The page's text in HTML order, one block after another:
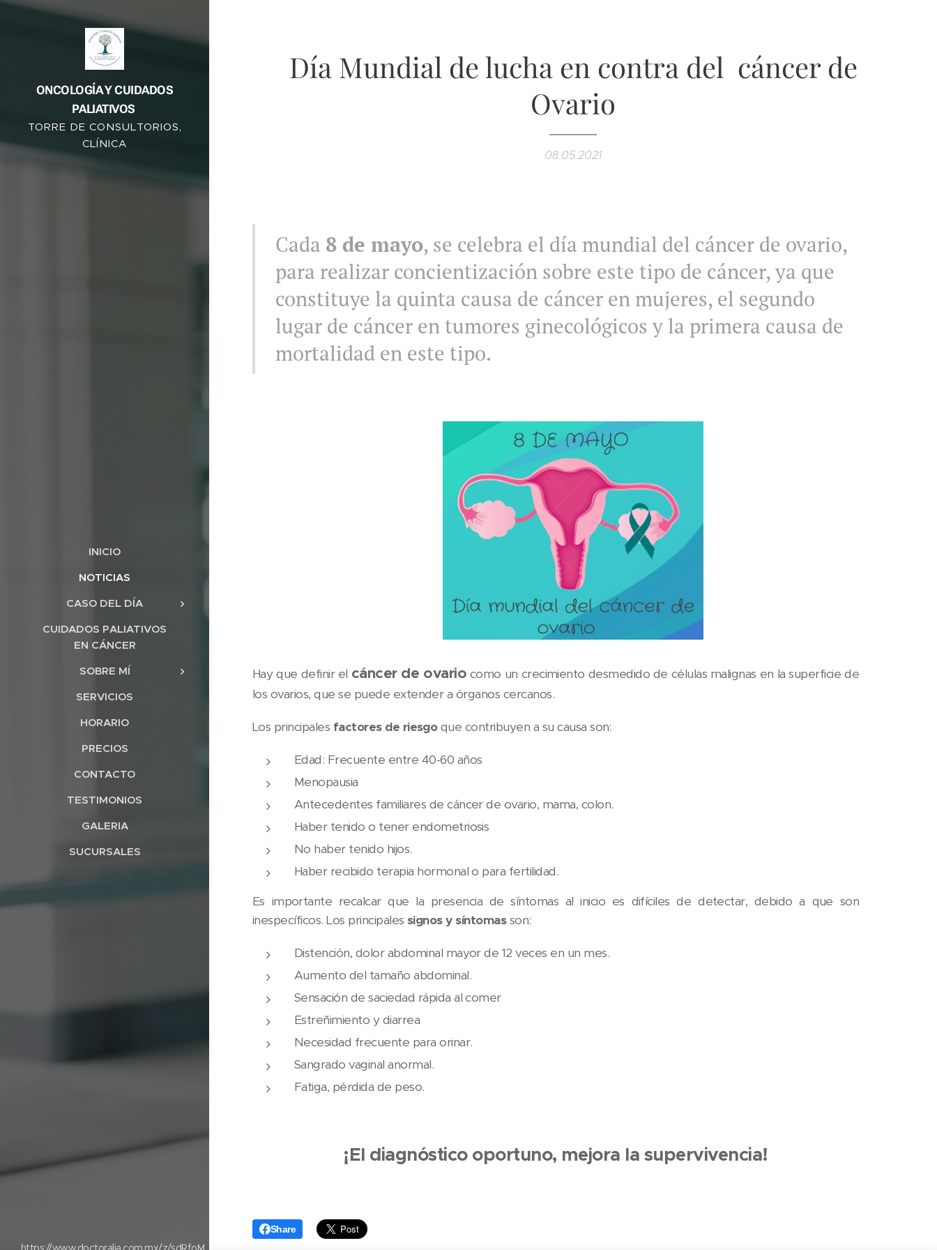
ONCOLOGÍA Y CUIDADOS
PALIATIVOS
TORRE DE CONSULTORIOS,
CLÍNICA
INICIO
NOTICIAS
CASO DEL DÍA
CUIDADOS PALIATIVOS
EN CÁNCER
SOBRE MÍ
SERVICIOS
HORARIO
PRECIOS
CONTACTO
TESTIMONIOS
GALERIA
SUCURSALES
Día Mundial de lucha en contra del cáncer de
Ovario
08.05.2021
Cada 8 de mayo, se celebra el día mundial del cáncer de ovario,
para realizar concientización sobre este tipo de cáncer, ya que
constituye la quinta causa de cáncer en mujeres, el segundo
lugar de cáncer en tumores ginecológicos y la primera causa de
mortalidad en este tipo.
Hay que definir el cáncer de ovario como un crecimiento desmedido de células malignas en la superficie de
los ovarios, que se puede extender a órganos cercanos.
Los principales factores de riesgoque contribuyen a su causa son:
Edad: Frecuente entre 40-60 años
Menopausia
Antecedentes familiares de cáncer de ovario, mama, colon.
Haber tenido o tener endometriosis
No haber tenido hijos.
Haber recibido terapia hormonal o para fertilidad.
Es importante recalcar que la presencia de síntomas al inicio es difíciles de detectar, debido a que son
inespecíficos. Los principalessignos y síntomasson:
Distención, dolor abdominal mayor de 12 veces en un mes.
Aumento del tamaño abdominal.
Sensación de saciedad rápida al comer
Estreñimiento y diarrea
Necesidad frecuente para orinar.
Sangrado vaginal anormal.
Fatiga, pérdida de peso.
¡El diagnóstico oportuno, mejora la supervivencia!
Share